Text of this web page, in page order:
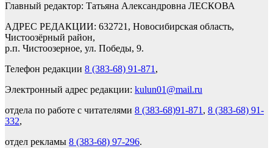
Главный редактор: Татьяна Александровна ЛЕСКОВА
АДРЕС РЕДАКЦИИ: 632721, Новосибирская область,
Чистоозёрный район,
р.п. Чистоозерное, ул. Победы, 9.
Телефон редакции 8 (383-68) 91-871 ,
Электронный адрес редакции: kulun01@mail.ru
отдела по работе с читателями 8 (383-68)91-871 , 8 (383-68) 91-
332,
отдел рекламы 8 (383-68) 97-296.